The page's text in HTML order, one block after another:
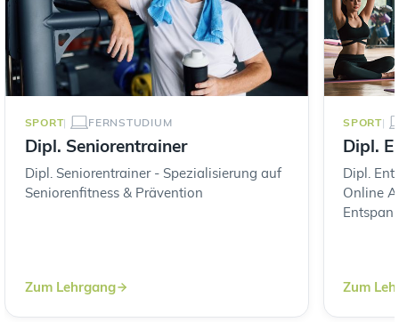
SPORT FERNSTUDIUM
Dipl. Seniorentrainer
Dipl. Seniorentrainer - Spezialisierung auf
Seniorenfitness & Prävention
Zum Lehrgang
SPORT
Dipl.
Dipl.
Online
Zum